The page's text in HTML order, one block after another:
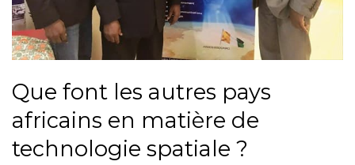
Que font les autres pays
africains en matière de
technologie spatiale ?